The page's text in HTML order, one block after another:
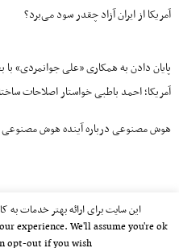
آمریکا از ایران آزاد چقدر سود می‌برد؟
پایان دادن به همکاری «علی جوانمردی»
آمریکا؛ احمد باطبی خواستار اصلاحات
هوش مصنوعی درباره آینده هوش
این سایت برای ارائه بهتر خدمات به
experience. We'll assume you're ok
opt-out if you wish.